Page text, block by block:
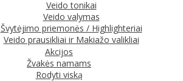
Veido tonikai
Veido valymas
Švytėjimo priemonės / Highlighteriai
Veido prausikliai ir Makiažo valikliai
Akcijos
Žvakės namams
Rodyti viską